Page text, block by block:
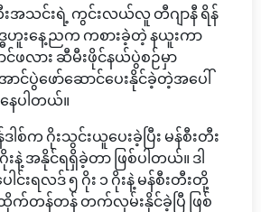
းအသင်းရဲ့ ကွင်းလယ်လူ တီဂျာနီ ရိန်
ဒ္ဓဟူးနေ့ညက ကစားခဲ့တဲ့ နယူးကာ
ဖလား ဆီမီးဖိုင်နယ်ပွဲစဉ်မှာ
ပွဲဖော်ဆောင်ပေးနိုင်ခဲ့တဲ့အပေါ်
ေပါတယ်။
ါစ်က ဂိုးသွင်းယူပေးခဲ့ပြီး မန်စီးတီး
နဲ့ အနိုင်ရရှိခဲ့တာ ဖြစ်ပါတယ်။ ဒါ
ါင်းရလဒ် ၅ ဂိုး ၁ ဂိုးနဲ့ မန်စီးတီးတို့
န်တန် တက်လှမ်းနိုင်ခဲ့ပြီ ဖြစ်